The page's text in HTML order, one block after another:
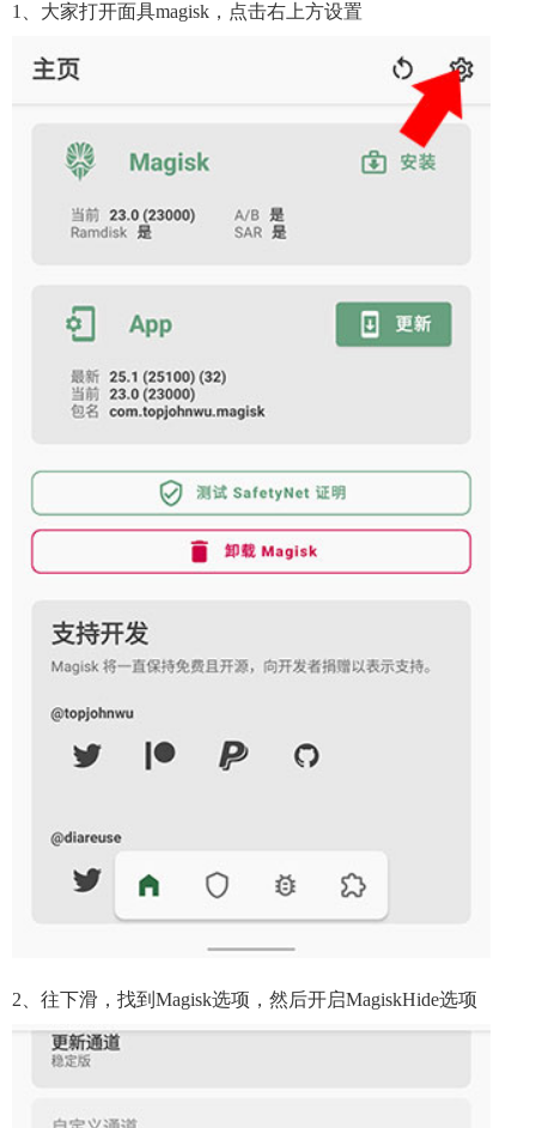
1、大家打开面具magisk，点击右上方设置
2、往下滑，找到Magisk选项，然后开启MagiskHide选项